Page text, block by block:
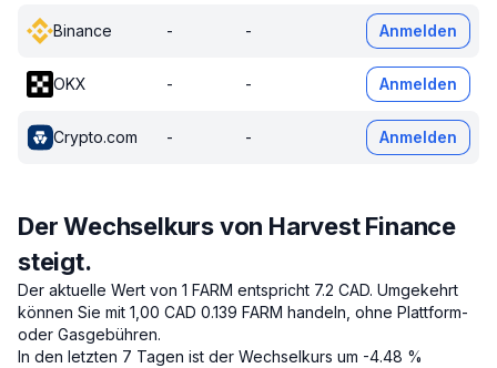
Binance - - Anmelden
OKX - - Anmelden
Crypto.com - - Anmelden
Der Wechselkurs von Harvest Finance
steigt.
Der aktuelle Wert von 1 FARM entspricht 7.2 CAD. Umgekehrt
können Sie mit 1,00 CAD 0.139 FARM handeln, ohne Plattform-
oder Gasgebühren.
In den letzten 7 Tagen ist der Wechselkurs um -4.48 %